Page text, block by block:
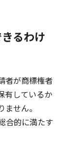
るわけ
者が商標権者
有しているか
せん。
合的に満たす